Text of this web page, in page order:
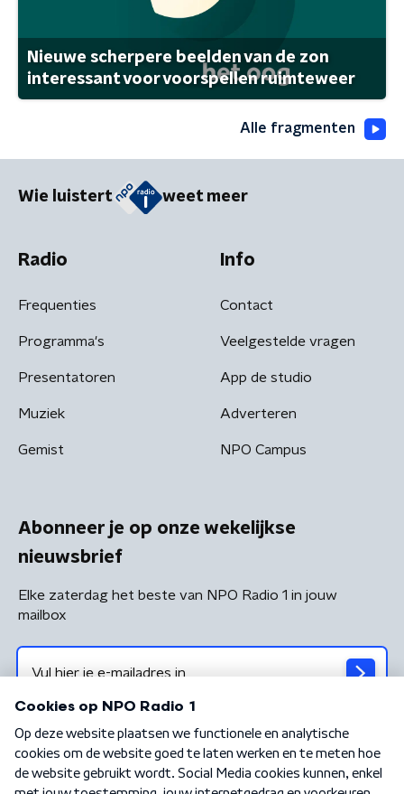
Nieuwe scherpere beelden van de zon
interessant voor voorspellen ruimteweer
Alle fragmenten
Wie luistert weet meer
Radio
Frequenties
Programma's
Presentatoren
Muziek
Gemist
Info
Contact
Veelgestelde vragen
App de studio
Adverteren
NPO Campus
Abonneer je op onze wekelijkse
nieuwsbrief
Elke zaterdag het beste van NPO Radio 1 in jouw
mailbox
Algemene voorwaarden